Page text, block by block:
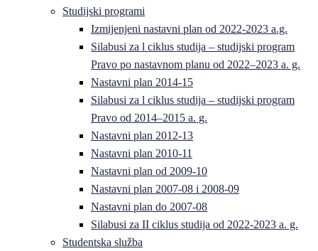
Studijski programi
Izmijenjeni nastavni plan od 2022-2023 a.g.
Silabusi za l ciklus studija – studijski program
Pravo po nastavnom planu od 2022–2023 a. g.
Nastavni plan 2014-15
Silabusi za l ciklus studija – studijski program
Pravo od 2014–2015 a. g.
Nastavni plan 2012-13
Nastavni plan 2010-11
Nastavni plan od 2009-10
Nastavni plan 2007-08 i 2008-09
Nastavni plan do 2007-08
Silabusi za II ciklus studija od 2022-2023 a. g.
Studentska služba